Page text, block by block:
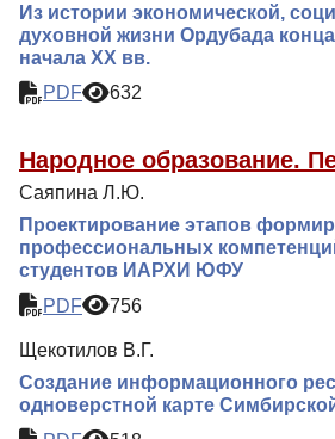
Из истории экономической,
духовной жизни Ордубада
начала XX вв.
PDF
632
Народное образование.
Саяпина Л.Ю.
Проектирование этапов
профессиональных
студентов ИАРХИ ЮФУ
PDF
756
Щекотилов В.Г.
Создание информационного
одноверстной карте